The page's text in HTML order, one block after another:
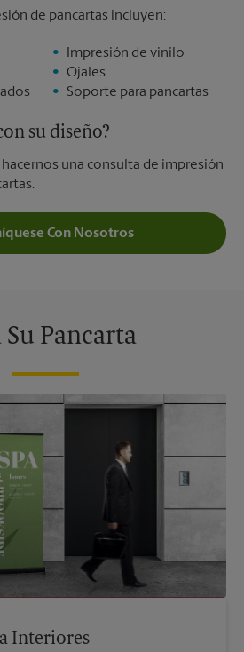
de pancartas incluyen:
Impresión de vinilo
Ojales
Soporte para pancartas
su diseño?
una consulta de impresión
Con Nosotros
Su Pancarta
Interiores